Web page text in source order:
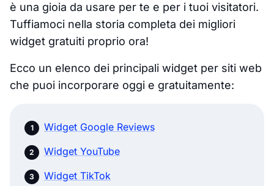
è una gioia da usare per te e per i tuoi visitatori.
Tuffiamoci nella storia completa dei migliori
widget gratuiti proprio ora!
Ecco un elenco dei principali widget per siti web
che puoi incorporare oggi e gratuitamente:
Widget Google Reviews
Widget YouTube
Widget TikTok